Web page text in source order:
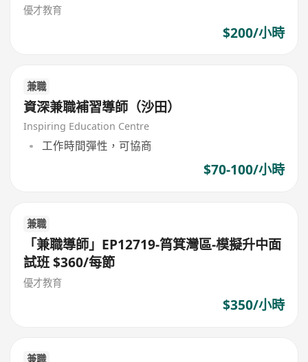
優才教育
$200/小時
兼職
資深兼職補習導師（沙田）
Inspiring Education Centre
工作時間彈性，可協商
$70-100/小時
兼職
「兼職導師」EP12719-筲箕灣區-模擬升中面
試班 $360/每節
優才教育
$350/小時
兼職